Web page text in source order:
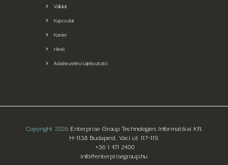
Vállalat
Kapcsolat
Karrier
Hírek
Adatkezelési tájékoztató
Copyright 2026Enterprise Group Technologies Informatikai Kft.
H-1138 Budapest, Váci út 117-119.
+36 1 471 2400
info@enterprisegroup.hu